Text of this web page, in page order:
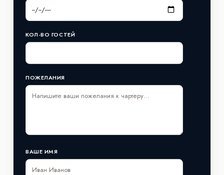
КОЛ-ВО ГОСТЕЙ
ПОЖЕЛАНИЯ
ВАШЕ ИМЯ